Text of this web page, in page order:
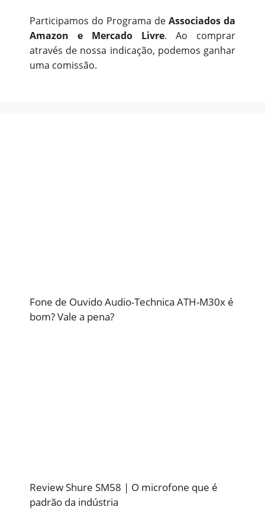
Participamos do Programa de Associados da
Amazon e Mercado Livre. Ao comprar
através de nossa indicação, podemos ganhar
uma comissão.
Fone de Ouvido Audio-Technica ATH-M30x é
bom? Vale a pena?
Review Shure SM58 | O microfone que é
padrão da indústria